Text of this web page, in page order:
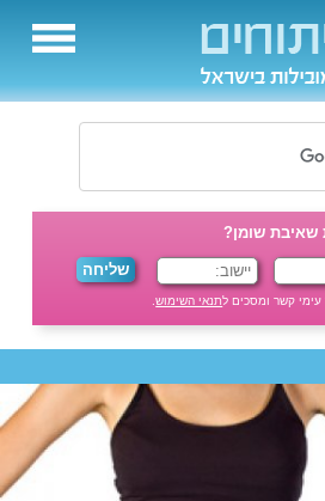
שאיבת שומן?
עימי קשר ומסכים לתנאי השימוש.